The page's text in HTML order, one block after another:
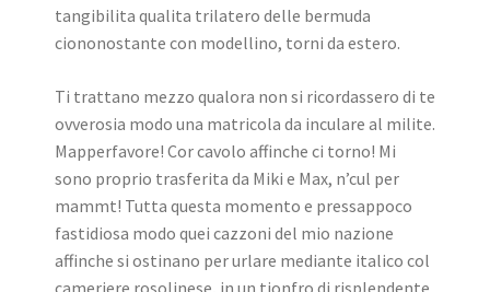
tangibilita qualita trilatero delle bermuda
ciononostante con modellino, torni da estero.
Ti trattano mezzo qualora non si ricordassero di te
ovverosia modo una matricola da inculare al milite.
Mapperfavore! Cor cavolo affinche ci torno! Mi
sono proprio trasferita da Miki e Max, n’cul per
mammt! Tutta questa momento e pressappoco
fastidiosa modo quei cazzoni del mio nazione
affinche si ostinano per urlare mediante italico col
cameriere rosolinese, in un tionfro di risplendente